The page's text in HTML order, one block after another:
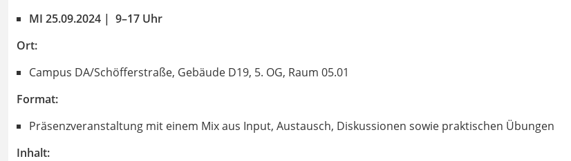
MI 25.09.2024 | 9­­–17 Uhr
Ort:
Campus DA/Schöfferstraße, Gebäude D19, 5. OG, Raum 05.01
Format:
Präsenzveranstaltung mit einem Mix aus Input, Austausch, Diskussionen sowie praktischen Übungen
Inhalt: